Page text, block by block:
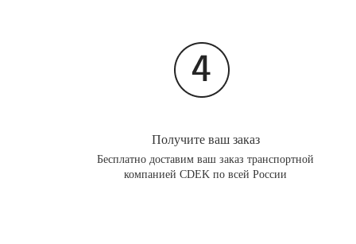
Получите ваш заказ
Бесплатно доставим ваш заказ транспортной
компанией CDEK по всей России